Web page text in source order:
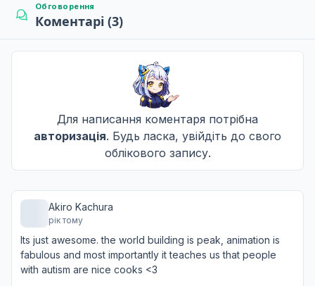
Малина / М'ясо на грилі
22 лют. 2024
Щупальця / Рагу
Гігантські жаби / Над землею
07 бер. 2024
11
14 бер. 2024
Обговорення
Коментарі (3)
Для написання коментаря потрібна
авторизація. Будь ласка, увійдіть до свого
облікового запису.
Akiro Kachura
рік тому
Its just awesome. the world building is peak, animation is
fabulous and most importantly it teaches us that people
with autism are nice cooks <3